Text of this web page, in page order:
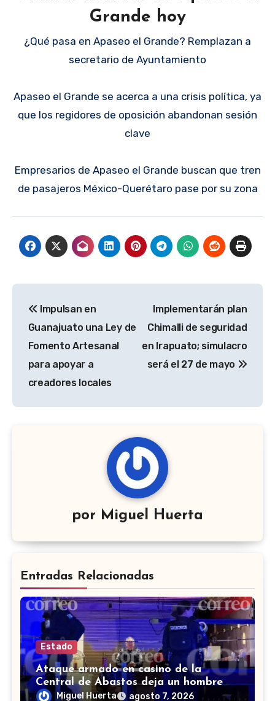
Grande hoy
¿Qué pasa en Apaseo el Grande? Remplazan a
secretario de Ayuntamiento
Apaseo el Grande se acerca a una crisis política, ya
que los regidores de oposición abandonan sesión
clave
Empresarios de Apaseo el Grande buscan que tren
de pasajeros México-Querétaro pase por su zona
de
entradas
Impulsan en
Guanajuato una Ley de
Fomento Artesanal
para apoyar a
creadores locales
Implementarán plan
Chimalli de seguridad
en Irapuato; simulacro
será el 27 de mayo
por Miguel Huerta
Entradas Relacionadas
Estado
Ataque armado en casino de la
Central de Abastos deja un hombre
muerto en León
Miguel Huerta agosto 7, 2026